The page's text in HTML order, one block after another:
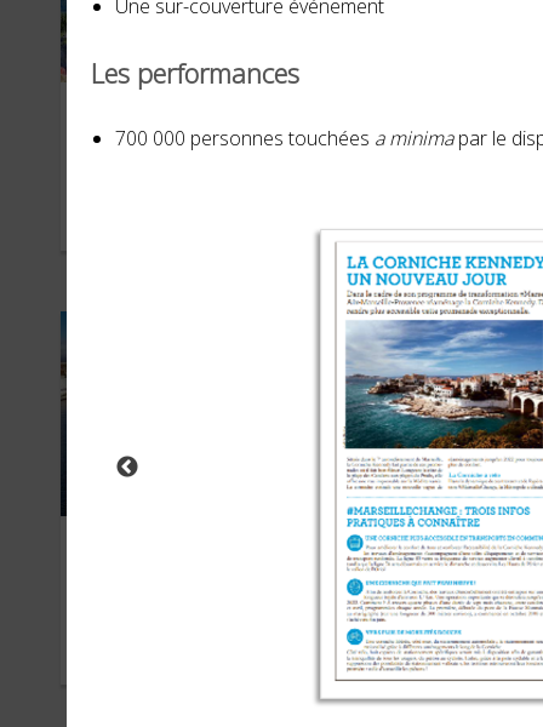
Une sur-couverture événement
Les performances
700 000 personnes touchées a minimapar le